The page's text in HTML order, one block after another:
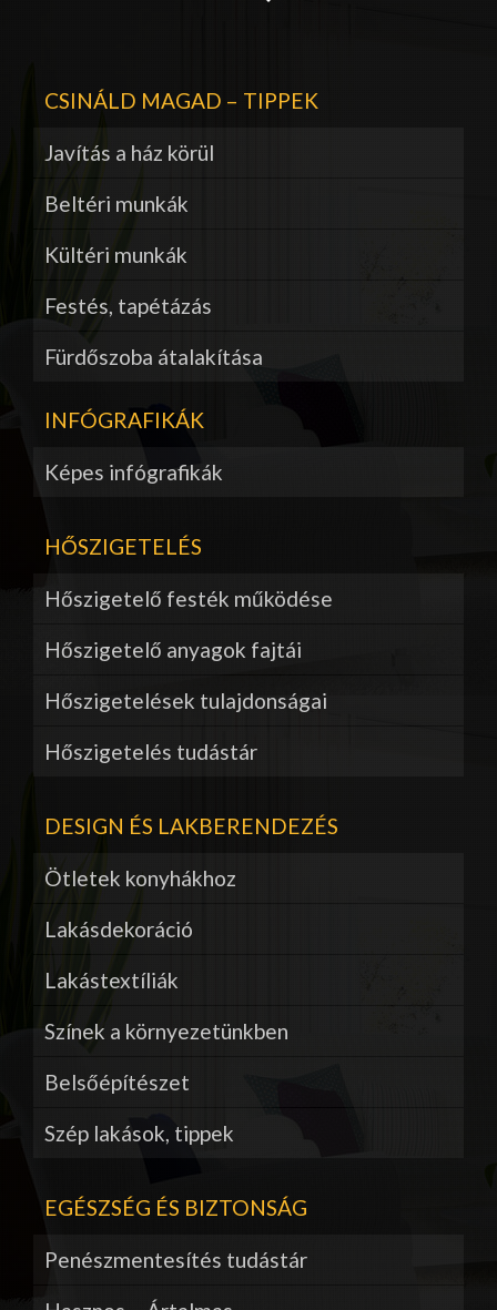
CSINÁLD MAGAD – TIPPEK
Javítás a ház körül
Beltéri munkák
Kültéri munkák
Festés, tapétázás
Fürdőszoba átalakítása
INFÓGRAFIKÁK
Képes infógrafikák
HŐSZIGETELÉS
Hőszigetelő festék működése
Hőszigetelő anyagok fajtái
Hőszigetelések tulajdonságai
Hőszigetelés tudástár
DESIGN ÉS LAKBERENDEZÉS
Ötletek konyhákhoz
Lakásdekoráció
Lakástextíliák
Színek a környezetünkben
Belsőépítészet
Szép lakások, tippek
EGÉSZSÉG ÉS BIZTONSÁG
Penészmentesítés tudástár